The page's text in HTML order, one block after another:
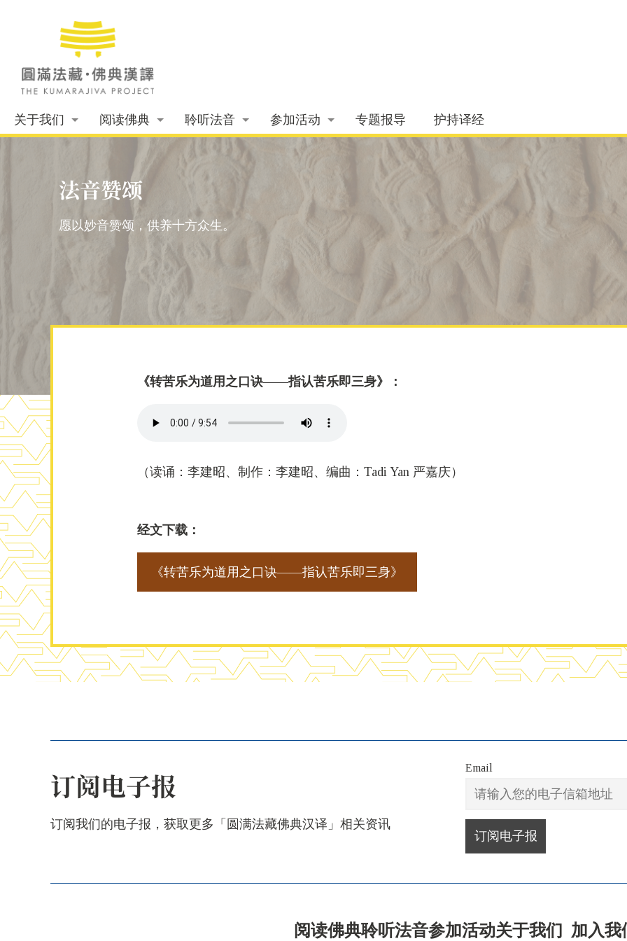
关于我们 阅读佛典 聆听法音 参加活动 专题报导 护持译经
法音赞颂
愿以妙音赞颂，供养十方众生。
《转苦乐为道用之口诀——指认苦乐即三身》：
（读诵：李建昭、制作：李建昭、编曲：Tadi Yan 严嘉庆）
经文下载：
《转苦乐为道用之口诀——指认苦乐即三身》
订阅电子报
订阅我们的电子报，获取更多「圆满法藏佛典汉译」相关资讯
Email
阅读佛典聆听法音参加活动关于我们 加入我